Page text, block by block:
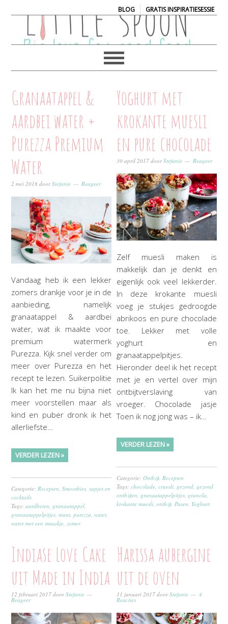
BLOG| GRATIS INSPIRATIESESSIE
Granaatappel &
aardbei water +
Purezza Premium
Water
2 mei 2018 doorStefanie Reageer
Vandaag heb ik een lekker
zomers drankje voor je in de
aanbieding, namelijk
granaatappel & aardbei
water, wat ik maakte voor
premium watermerk
Purezza. Kijk snel verder om
meer over Purezza en het
recept te lezen. Suikerpolitie
Ik kan het me nu bijna niet
meer voorstellen maar als
kind en puber dronk ik het
allerliefste…
VERDER LEZEN »
Categorie: Recepten ,Smoothies, sapjes en
cocktails
Tags:aardbeien granaatappel
granaatappelpitjes ,munt ,purezza ,water,
water met een smaakje zomer
Yoghurt met
krokante muesli
en pure chocolade
30 april 2017 doorStefanie Reageer
Zelf muesli maken is
makkelijk dan je denkt en
eigenlijk ook veel lekkerder.
In deze krokante muesli
voeg je stukjes gedroogde
abrikoos en pure chocolade
toe. Lekker met volle
yoghurt en
granaatappelpitjes.
Hieronder deel ik het recept
met je en vertel over mijn
ontbijtverslaving van
vroeger. Chocolade jasje
Toen ik nog jong was – ik…
VERDER LEZEN »
Categorie:Ontbijt Recepten
Tags:chocolade ,cruesli gezond gezond
ontbijten granaatappelpitjes granola
krokante muesli ,ontbijt Pasen Yoghurt
Indiase Love Cake
uit Made in India
12 februari 2017 doorStefanie
Reageer
Harissa aubergine
uit de oven
11 januari 2017 doorStefanie 4
Reacties